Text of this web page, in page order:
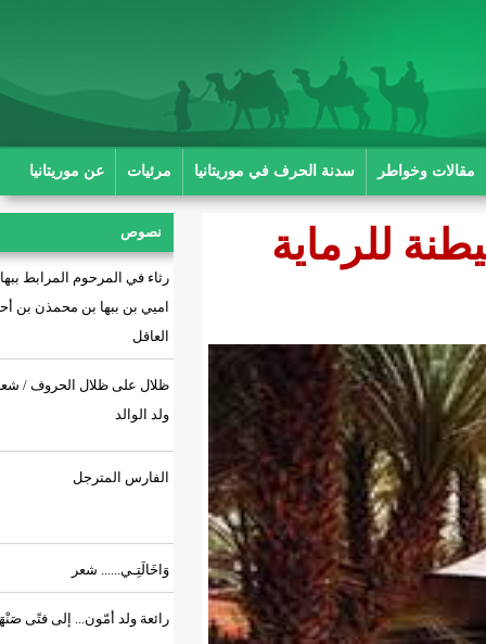
الحرف في موريتانيا مرئيات عن موريتانيا
نصوص
رثاء في المرحوم المرابط ببها بن
اميي بن ببها بن محمذن بن أحمد بن
ظلال على ظلال الحروف / شعر: أحمد
ولد الوالد
الفارس المترجل
وَاخَالَتِـي...... شعر
رائعة ولد أمّون... إلى فتًى صَنْهَاجِي.!